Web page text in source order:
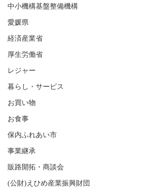
中小機構基盤整備機構
愛媛県
経済産業省
厚生労働省
レジャー
暮らし・サービス
お買い物
お食事
保内ふれあい市
事業継承
販路開拓・商談会
(公財)えひめ産業振興財団